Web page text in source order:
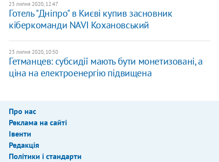
23 липня 2020, 12:47
Готель "Дніпро" в Києві купив засновник
кіберкоманди NAVI Кохановський
23 липня 2020, 10:50
Гетманцев: субсидії мають бути монетизовані, а
ціна на електроенергію підвищена
Про нас
Реклама на сайті
Івенти
Редакція
Політики і стандарти